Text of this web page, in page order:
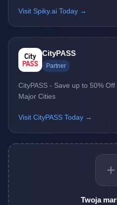
Visit Spiky.ai Today →
CityPASS
Partner
CityPASS - Save up to 50%
Major Cities
Visit CityPASS Today →
+
Twoja